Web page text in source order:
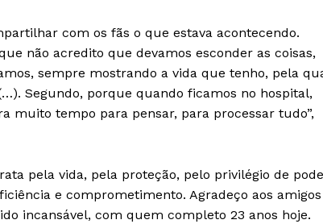
com os fãs o que estava acontecendo.
não acredito que devamos esconder as coisas,
sempre mostrando a vida que tenho, pela
Segundo, porque quando ficamos no hospital,
muito tempo para pensar, para processar tudo”,
pela vida, pela proteção, pelo privilégio de
e comprometimento. Agradeço aos amigos
incansável, com quem completo 23 anos hoje.